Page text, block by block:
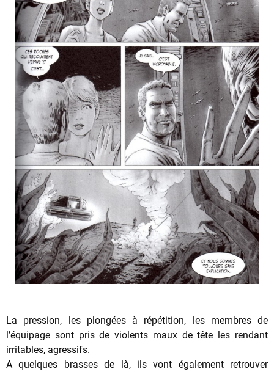
La pression, les plongées à répétition, les membres de
l’équipage sont pris de violents maux de tête les rendant
irritables, agressifs.
A quelques brasses de là, ils vont également retrouver